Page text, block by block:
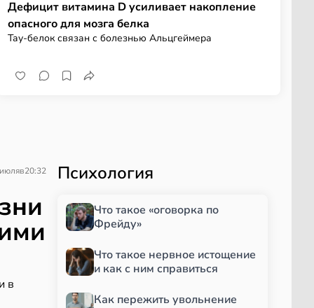
Дефицит витамина D усиливает накопление
опасного для мозга белка
Тау-белок связан с болезнью Альцгеймера
в20:32
в
Психология
Что такое «оговорка по
Фрейду»
Что такое нервное истощение
и как с ним справиться
Как пережить увольнение